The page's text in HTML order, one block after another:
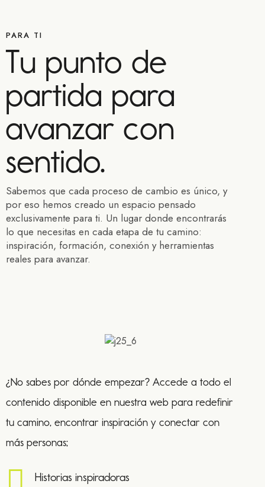
PARA TI
Tu punto de
partida para
avanzar con
sentido.
Sabemos que cada proceso de cambio es único, y
por eso hemos creado un espacio pensado
exclusivamente para ti. Un lugar donde encontrarás
lo que necesitas en cada etapa de tu camino:
inspiración, formación, conexión y herramientas
reales para avanzar.
¿No sabes por dónde empezar? Accede a todo el
contenido disponible en nuestra web para redefinir
tu camino, encontrar inspiración y conectar con
más personas;
Historias inspiradoras